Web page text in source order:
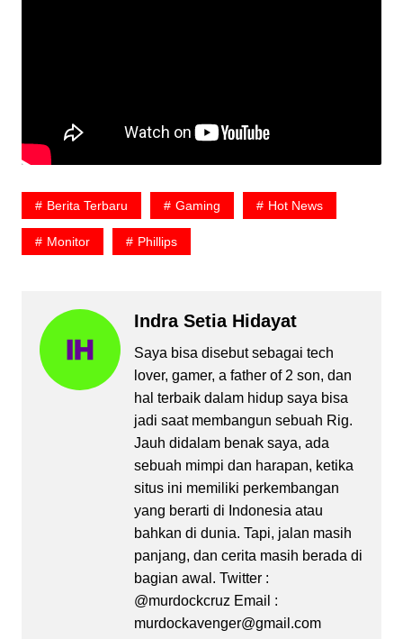
Berita Terbaru Gaming Hot News
Monitor Phillips
Indra Setia Hidayat
Saya bisa disebut sebagai tech
lover, gamer, a father of 2 son, dan
hal terbaik dalam hidup saya bisa
jadi saat membangun sebuah Rig.
Jauh didalam benak saya, ada
sebuah mimpi dan harapan, ketika
situs ini memiliki perkembangan
yang berarti di Indonesia atau
bahkan di dunia. Tapi, jalan masih
panjang, dan cerita masih berada di
bagian awal. Twitter :
@murdockcruz Email :
murdockavenger@gmail.com